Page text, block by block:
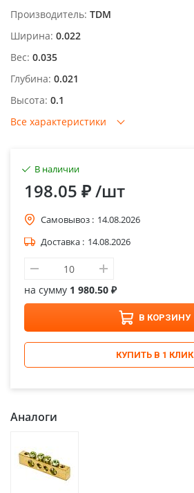
Производитель: TDM
Ширина: 0.022
Вес: 0.035
Глубина: 0.021
Высота: 0.1
Все характеристики
В наличии
198.05 ₽/шт
Самовывоз : 14.08.2026
Доставка : 14.08.2026
на сумму 1 980.50 ₽
В КОРЗИНУ
КУПИТЬ В 1 КЛИК
Аналоги